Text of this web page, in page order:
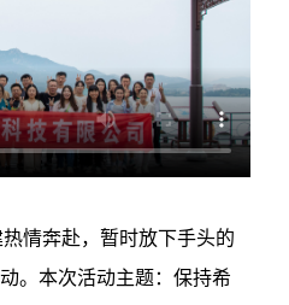
奔赴，暂时放下手头的
。本次活动主题：保持希